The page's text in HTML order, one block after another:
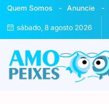
Quem Somos Anuncie
sábado, 8 agosto 2026